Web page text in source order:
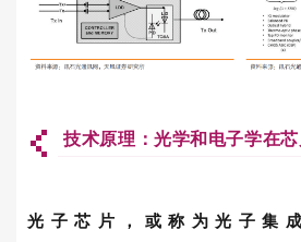
技术原理：光学和电子学在
光子芯片，或称为光子集